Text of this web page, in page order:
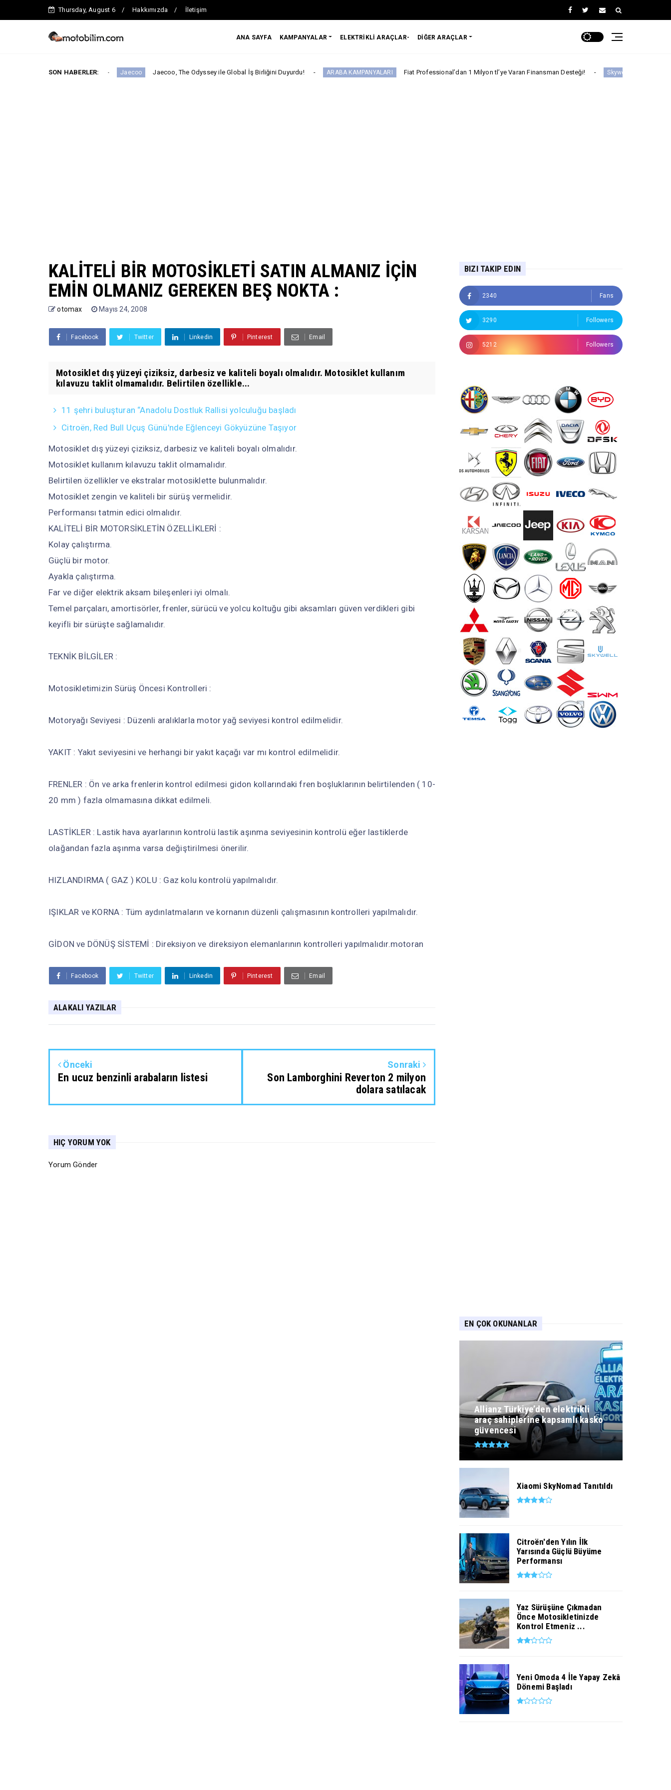
Thursday, August 6 Hakkımızda İletişim
ANA SAYFA KAMPANYALAR ELEKTRİKLİ ARAÇLAR- DİĞER ARAÇLAR
SON HABERLER:
iddialı. Jaecoo Jaecoo, The Odyssey ile Global İş Birliğini Duyurdu! ARABA KAMPANYALARI Fiat Professional’dan 1 Milyon tl’ye Varan Finansman Desteği! Skywell Skywell'den Açıklama
KALİTELİ BİR MOTOSİKLETİ SATIN ALMANIZ İÇİN
EMİN OLMANIZ GEREKEN BEŞ NOKTA :
otomax Mayıs 24, 2008
Facebook Twitter Linkedin Pinterest Email
Motosiklet dış yüzeyi çiziksiz, darbesiz ve kaliteli boyalı olmalıdır. Motosiklet kullanım
kılavuzu taklit olmamalıdır. Belirtilen özellikle...
11 şehri buluşturan “Anadolu Dostluk Rallisi yolculuğu başladı
Citroën, Red Bull Uçuş Günü'nde Eğlenceyi Gökyüzüne Taşıyor
Motosiklet dış yüzeyi çiziksiz, darbesiz ve kaliteli boyalı olmalıdır.
Motosiklet kullanım kılavuzu taklit olmamalıdır.
Belirtilen özellikler ve ekstralar motosiklette bulunmalıdır.
Motosiklet zengin ve kaliteli bir sürüş vermelidir.
Performansı tatmin edici olmalıdır.
KALİTELİ BİR MOTORSİKLETİN ÖZELLİKLERİ :
Kolay çalıştırma.
Güçlü bir motor.
Ayakla çalıştırma.
Far ve diğer elektrik aksam bileşenleri iyi olmalı.
Temel parçaları, amortisörler, frenler, sürücü ve yolcu koltuğu gibi aksamları güven verdikleri gibi
keyifli bir sürüşte sağlamalıdır.
TEKNİK BİLGİLER :
Motosikletimizin Sürüş Öncesi Kontrolleri :
Motoryağı Seviyesi : Düzenli aralıklarla motor yağ seviyesi kontrol edilmelidir.
YAKIT : Yakıt seviyesini ve herhangi bir yakıt kaçağı var mı kontrol edilmelidir.
FRENLER : Ön ve arka frenlerin kontrol edilmesi gidon kollarındaki fren boşluklarının belirtilenden ( 10-
20 mm ) fazla olmamasına dikkat edilmeli.
LASTİKLER : Lastik hava ayarlarının kontrolü lastik aşınma seviyesinin kontrolü eğer lastiklerde
olağandan fazla aşınma varsa değiştirilmesi önerilir.
HIZLANDIRMA ( GAZ ) KOLU : Gaz kolu kontrolü yapılmalıdır.
IŞIKLAR ve KORNA : Tüm aydınlatmaların ve kornanın düzenli çalışmasının kontrolleri yapılmalıdır.
GİDON ve DÖNÜŞ SİSTEMİ : Direksiyon ve direksiyon elemanlarının kontrolleri yapılmalıdır.motoran
Facebook Twitter Linkedin Pinterest Email
ALAKALI YAZILAR
Önceki
En ucuz benzinli arabaların listesi
Sonraki
Son Lamborghini Reverton 2 milyon
dolara satılacak
HIÇ YORUM YOK
Yorum Gönder
BIZI TAKIP EDIN
2340 Fans
3290 Followers
5212 Followers
EN ÇOK OKUNANLAR
Allianz Türkiye’den elektrikli
araç sahiplerine kapsamlı kasko
güvencesi
Xiaomi SkyNomad Tanıtıldı
Citroën'den Yılın İlk
Yarısında Güçlü Büyüme
Performansı
Yaz Sürüşüne Çıkmadan
Önce Motosikletinizde
Kontrol Etmeniz ...
Yeni Omoda 4 İle Yapay Zekâ
Dönemi Başladı